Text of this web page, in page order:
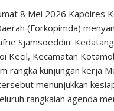
8 Mei 2026 Kapolres
(Forkopimda)
Sjamsoeddin.
Kecil, Kecamatan
rangka kunjungan kerja
menunjukkan
rangkaian agenda